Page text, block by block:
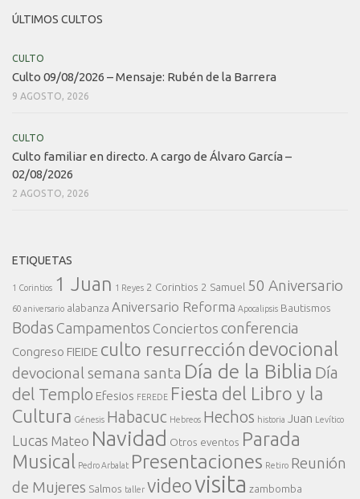
ÚLTIMOS CULTOS
CULTO
Culto 09/08/2026 – Mensaje: Rubén de la Barrera
9 AGOSTO, 2026
CULTO
Culto familiar en directo. A cargo de Álvaro García –
02/08/2026
2 AGOSTO, 2026
ETIQUETAS
1 Corintios 1 Juan 1 Reyes 2 Corintios 2 Samuel 50 Aniversario
60 aniversario alabanza Aniversario Reforma Apocalipsis Bautismos
Bodas Campamentos Conciertos conferencia
Congreso FIEIDE culto resurrección devocional
devocional semana santa Día de la Biblia Día
del Templo Efesios FEREDE Fiesta del Libro y la
Cultura Génesis Habacuc Hebreos Hechos historia Juan Levítico
Lucas Mateo Navidad Otros eventos Parada
Musical
Pedro Arbalat Presentaciones Retiro Reunión
de Mujeres Salmos taller videovisita zambomba